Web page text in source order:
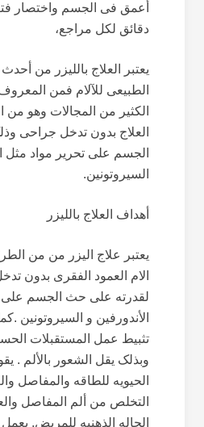
أعمق فی الجسم واختصار
دقائق لکل مراجع،
یعتبر العلاج باللیزر من
الطبیعی للآلام فمن
الکثیر من المجالات وهو
العلاج بدون تدخل جراحی
الجسم علی تحریر مواد مثل
السیروتونین.
أهداف العلاج باللیزر
یعتبر علاج الیزر من من
الام العمود الفقری بدون
لقدرته علی حث الجسم علی
الأندورفین و السیروتونین
تثبیط عمل المستقبلات
وبذلک یقل الشعور بالألم .
الحیویه للطاقه والمفاصل
التخلص من ألم المفاصل
الحاله الذهنیه للمریض.